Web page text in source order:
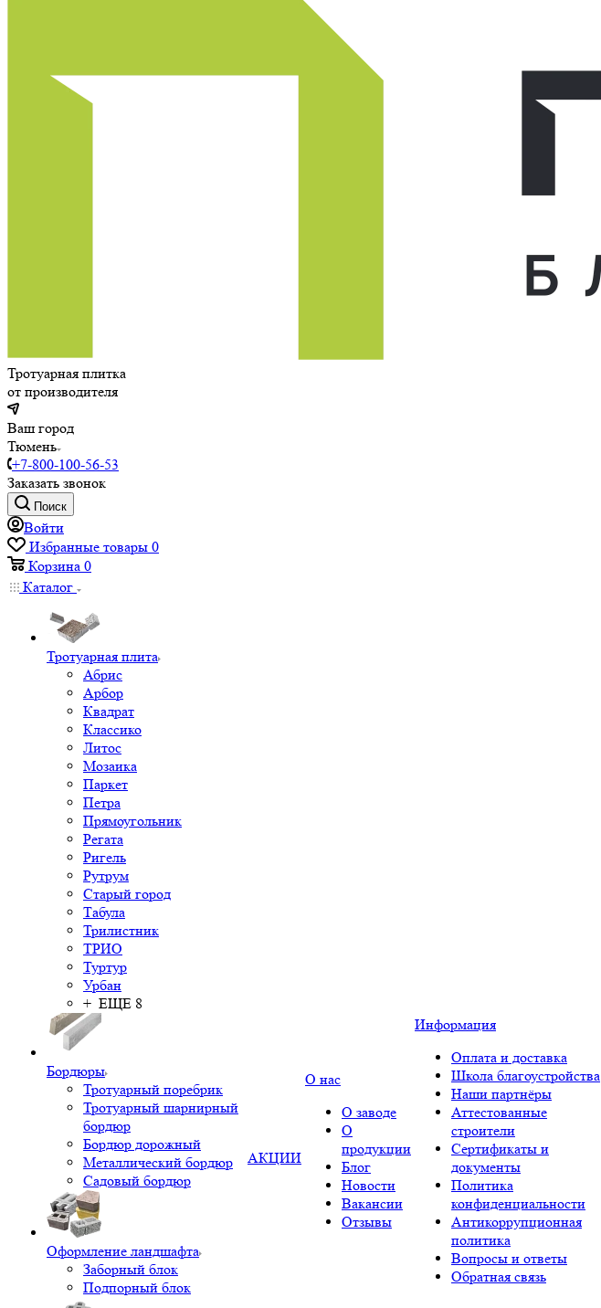
Тротуарная плитка
от производителя
Ваш город
Тюмень
+7-800-100-56-53
Заказать звонок
Поиск
Войти
Избранные товары 0
Корзина 0
Каталог
Тротуарная плита
Абрис
Арбор
Квадрат
Классико
Литос
Мозаика
Паркет
Петра
Прямоугольник
Регата
Ригель
Рутрум
Старый город
Табула
Трилистник
ТРИО
Туртур
Урбан
+ ЕЩЕ 8
Бордюры
Тротуарный поребрик
Тротуарный шарнирный
бордюр
Бордюр дорожный
Металлический бордюр
Садовый бордюр
Оформление ландшафта
Заборный блок
Подпорный блок
АКЦИИ
О нас
О заводе
О
продукции
Блог
Новости
Вакансии
Отзывы
Информация
Оплата и доставка
Школа благоустройства
Наши партнёры
Аттестованные
строители
Сертификаты и
документы
Политика
конфиденциальности
Антикоррупционная
политика
Вопросы и ответы
Обратная связь